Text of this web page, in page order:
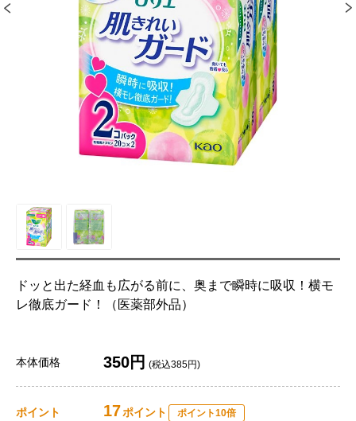
ドッと出た経血も広がる前に、奥まで瞬時に吸収！横モ
レ徹底ガード！（医薬部外品）
本体価格 350円 (税込385円)
ポイント 17ポイント ポイント10倍